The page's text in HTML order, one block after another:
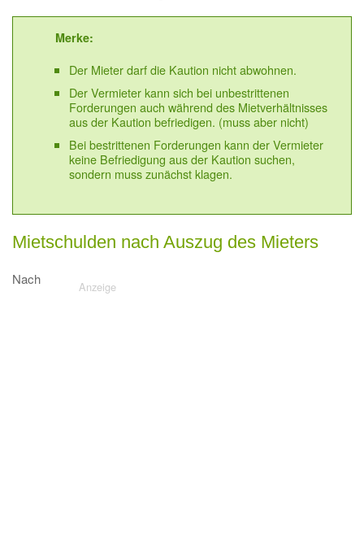
Merke:
Der Mieter darf die Kaution nicht abwohnen.
Der Vermieter kann sich bei unbestrittenen
Forderungen auch während des Mietverhältnisses
aus der Kaution befriedigen. (muss aber nicht)
Bei bestrittenen Forderungen kann der Vermieter
keine Befriedigung aus der Kaution suchen,
sondern muss zunächst klagen.
Mietschulden nach Auszug des Mieters
Nach